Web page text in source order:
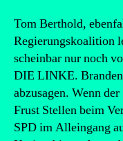
Tom Berthold,
Regierungskoalition
scheinbar nur noch
DIE LINKE.
abzusagen. Wenn
Frust Stellen beim
SPD im Alleingang